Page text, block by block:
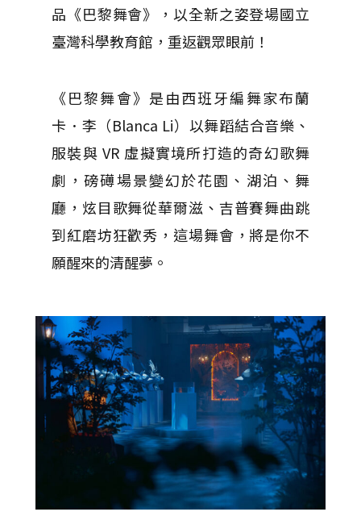
品《巴黎舞會》，以全新之姿登場國立
臺灣科學教育館，重返觀眾眼前！
《巴黎舞會》是由西班牙編舞家布蘭
卡．李（Blanca Li）以舞蹈結合音樂、
服裝與 VR 虛擬實境所打造的奇幻歌舞
劇，磅礡場景變幻於花園、湖泊、舞
廳，炫目歌舞從華爾滋、吉普賽舞曲跳
到紅磨坊狂歡秀，這場舞會，將是你不
願醒來的清醒夢。